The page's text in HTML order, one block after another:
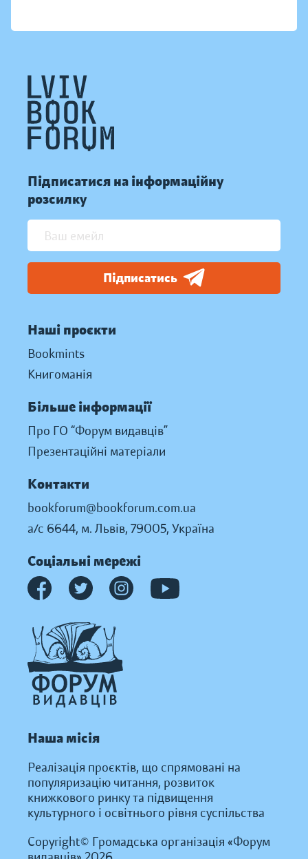
Підписатися на інформаційну
розсилку
Підписатись
Наші проєкти
Bookmints
Книгоманія
Більше інформації
Про ГО “Форум видавців”
Презентаційні матеріали
Контакти
bookforum@bookforum.com.ua
а/с 6644, м. Львів, 79005, Україна
Соціальні мережі
Наша місія
Реалізація проєктів, що спрямовані на
популяризацію читання, розвиток
книжкового ринку та підвищення
культурного і освітнього рівня суспільства
Copyright© Громадська організація «Форум